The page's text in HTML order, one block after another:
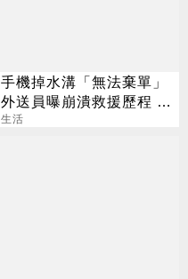
手機掉水溝「無法棄單」
外送員曝崩潰救援歷程 竟
釣出更慘苦主
生活